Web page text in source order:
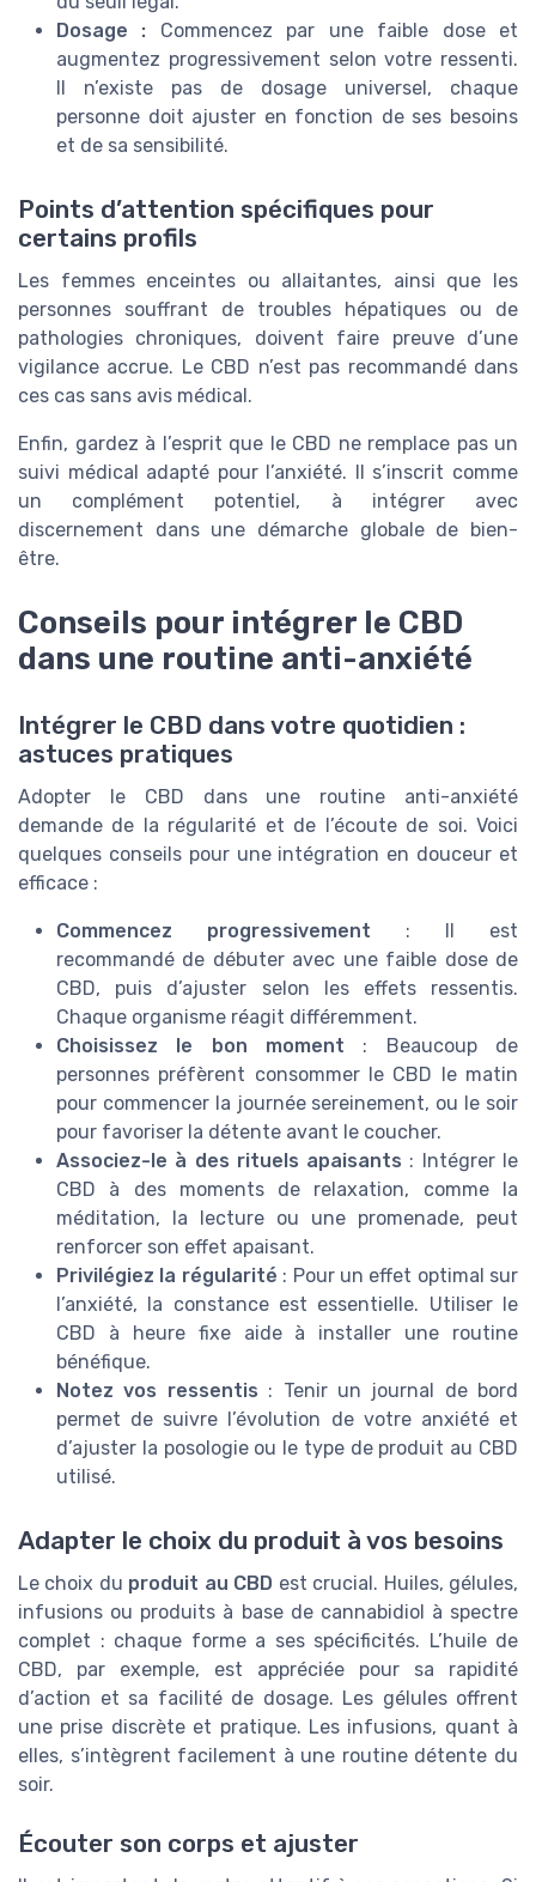
Dosage : Commencez par une faible dose et
augmentez progressivement selon votre ressenti.
Il n’existe pas de dosage universel, chaque
personne doit ajuster en fonction de ses besoins
et de sa sensibilité.
Points d’attention spécifiques pour
certains profils
Les femmes enceintes ou allaitantes, ainsi que les
personnes souffrant de troubles hépatiques ou de
pathologies chroniques, doivent faire preuve d’une
vigilance accrue. Le CBD n’est pas recommandé dans
ces cas sans avis médical.
Enfin, gardez à l’esprit que le CBD ne remplace pas un
suivi médical adapté pour l’anxiété. Il s’inscrit comme
un complément potentiel, à intégrer avec
discernement dans une démarche globale de bien-
être.
Conseils pour intégrer le CBD
dans une routine anti-anxiété
Intégrer le CBD dans votre quotidien :
astuces pratiques
Adopter le CBD dans une routine anti-anxiété
demande de la régularité et de l’écoute de soi. Voici
quelques conseils pour une intégration en douceur et
efficace :
Commencez progressivement : Il est
recommandé de débuter avec une faible dose de
CBD, puis d’ajuster selon les effets ressentis.
Chaque organisme réagit différemment.
Choisissez le bon moment : Beaucoup de
personnes préfèrent consommer le CBD le matin
pour commencer la journée sereinement, ou le soir
pour favoriser la détente avant le coucher.
Associez-le à des rituels apaisants : Intégrer le
CBD à des moments de relaxation, comme la
méditation, la lecture ou une promenade, peut
renforcer son effet apaisant.
Privilégiez la régularité : Pour un effet optimal sur
l’anxiété, la constance est essentielle. Utiliser le
CBD à heure fixe aide à installer une routine
bénéfique.
Notez vos ressentis : Tenir un journal de bord
permet de suivre l’évolution de votre anxiété et
d’ajuster la posologie ou le type de produit au CBD
utilisé.
Adapter le choix du produit à vos besoins
Le choix du produit au CBD est crucial. Huiles, gélules,
infusions ou produits à base de cannabidiol à spectre
complet : chaque forme a ses spécificités. L’huile de
CBD, par exemple, est appréciée pour sa rapidité
d’action et sa facilité de dosage. Les gélules offrent
une prise discrète et pratique. Les infusions, quant à
elles, s’intègrent facilement à une routine détente du
soir.
Écouter son corps et ajuster